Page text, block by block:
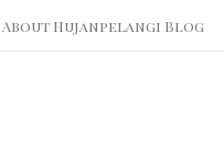
About Hujanpelangi Blog